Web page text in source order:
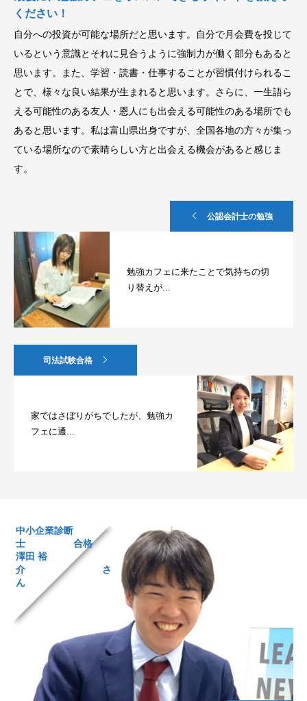
ください！
自分への投資が可能な場所だと思います。自分で月会費を投じて
いるという意識とそれに見合うように強制力が働く部分もあると
思います。また、学習・読書・仕事することが習慣付けられるこ
とで、様々な良い結果が生まれると思います。さらに、一生語ら
える可能性のある友人・恩人にも出会える可能性のある場所でも
あると思います。私は富山県出身ですが、全国各地の方々が集っ
ている場所なので素晴らしい方と出会える機会があると感じま
す。
公認会計士の勉強
勉強カフェに来たことで気持ちの切
り替えが...
司法試験合格
家ではさぼりがちでしたが、勉強カ
フェに通...
中小企業診断
士 合格
澤田 裕
介 さ
ん